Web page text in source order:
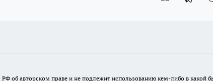
об авторском праве и не подлежит использованию кем-либо в